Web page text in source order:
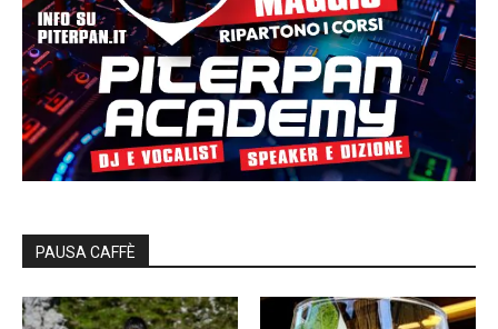
PAUSA CAFFÈ